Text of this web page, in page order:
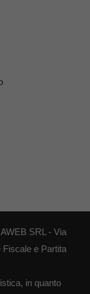
SRL - Via
e Partita
in quanto